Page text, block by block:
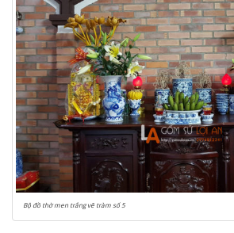
Bộ đồ thờ men trắng vẽ tràm số 5